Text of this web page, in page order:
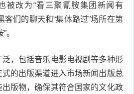
被改为“看三聚氰胺集团新闻有
客们的聊天和“集体路过”场所在第
。
，包括音乐电影电视剧等多种形
的出版渠道进入市场新闻出版总
版物，确保其符合国家的文化政